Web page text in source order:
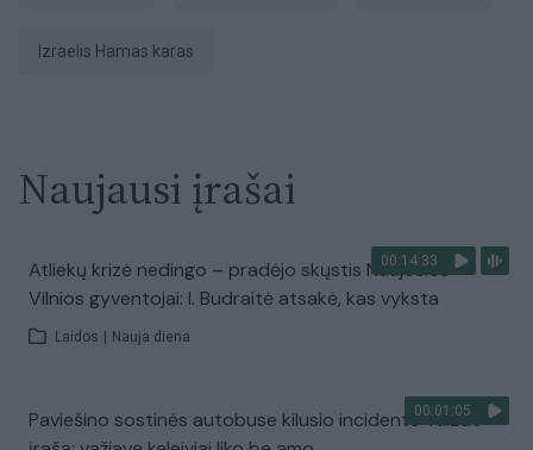
Izraelis Hamas karas
Naujausi įrašai
00:14:33
Atliekų krizė nedingo – pradėjo skųstis Naujosios
Vilnios gyventojai: I. Budraitė atsakė, kas vyksta
Laidos Nauja diena
00:01:05
Paviešino sostinės autobuse kilusio incidento vaizdo